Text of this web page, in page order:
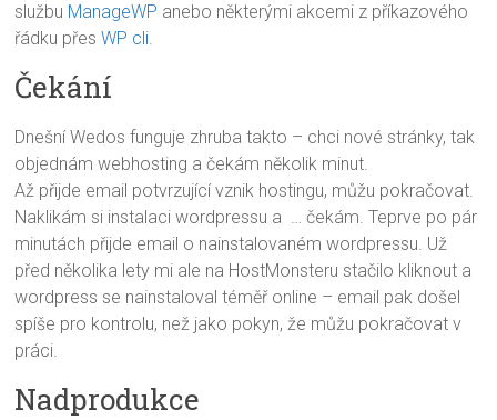
službu ManageWP anebo některými akcemi z příkazového
řádku přesWP cli.
Čekání
Dnešní Wedos funguje zhruba takto – chci nové stránky, tak
objednám webhosting a čekám několik minut.
Až přijde email potvrzující vznik hostingu, můžu pokračovat.
Naklikám si instalaci wordpressu a … čekám. Teprve po pár
minutách přijde email o nainstalovaném wordpressu. Už
před několika lety mi ale na HostMonsteru stačilo kliknout a
wordpress se nainstaloval téměř online – email pak došel
spíše pro kontrolu, než jako pokyn, že můžu pokračovat v
práci.
Nadprodukce